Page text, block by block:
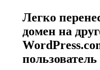
Легко
домен на
пользователь